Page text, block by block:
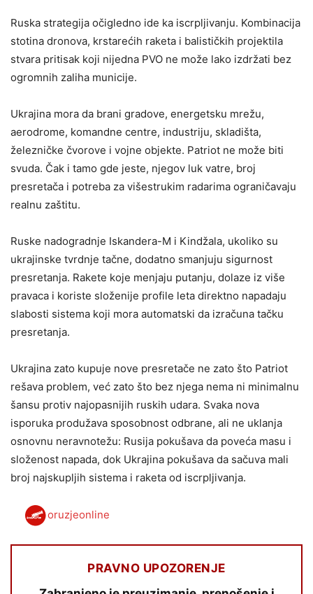
Ruska strategija očigledno ide ka iscrpljivanju. Kombinacija
stotina dronova, krstarećih raketa i balističkih projektila
stvara pritisak koji nijedna PVO ne može lako izdržati bez
ogromnih zaliha municije.
Ukrajina mora da brani gradove, energetsku mrežu,
aerodrome, komandne centre, industriju, skladišta,
železničke čvorove i vojne objekte. Patriot ne može biti
svuda. Čak i tamo gde jeste, njegov luk vatre, broj
presretača i potreba za višestrukim radarima ograničavaju
realnu zaštitu.
Ruske nadogradnje Iskandera-M i Kindžala, ukoliko su
ukrajinske tvrdnje tačne, dodatno smanjuju sigurnost
presretanja. Rakete koje menjaju putanju, dolaze iz više
pravaca i koriste složenije profile leta direktno napadaju
slabosti sistema koji mora automatski da izračuna tačku
presretanja.
Ukrajina zato kupuje nove presretače ne zato što Patriot
rešava problem, već zato što bez njega nema ni minimalnu
šansu protiv najopasnijih ruskih udara. Svaka nova
isporuka produžava sposobnost odbrane, ali ne uklanja
osnovnu neravnotežu: Rusija pokušava da poveća masu i
složenost napada, dok Ukrajina pokušava da sačuva mali
broj najskupljih sistema i raketa od iscrpljivanja.
oruzjeonline
PRAVNO UPOZORENJE